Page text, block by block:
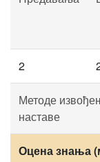
2
Методе
наставе
Оцена знања